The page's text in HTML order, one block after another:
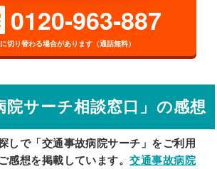
詳細条件で絞り込む
その他の検索方法
探す 院名から探す
0120-963-887
切り替わる場合があります（通話無料）
院サーチ相談窓口」の感想
しで「交通事故病院サーチ」をご利用
感想を掲載しています。交通事故病院